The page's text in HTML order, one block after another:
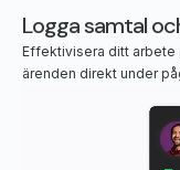
Logga samtal
Effektivisera ditt arbete
ärenden direkt under